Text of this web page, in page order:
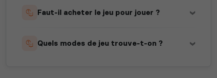
Faut-il acheter le jeu pour jouer ?
Quels modes de jeu trouve-t-on ?